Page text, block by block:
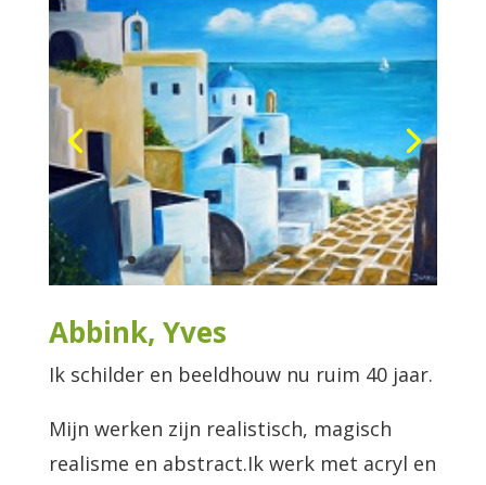
Abbink, Yves
Ik schilder en beeldhouw nu ruim 40 jaar.
Mijn werken zijn realistisch, magisch
realisme en abstract.Ik werk met acryl en